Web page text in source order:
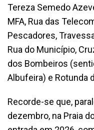
Tereza Semedo
MFA, Rua das
Pescadores,
Rua do Município,
dos Bombeiros
Albufeira) e Rotunda
Recorde-se que,
dezembro, na Praia